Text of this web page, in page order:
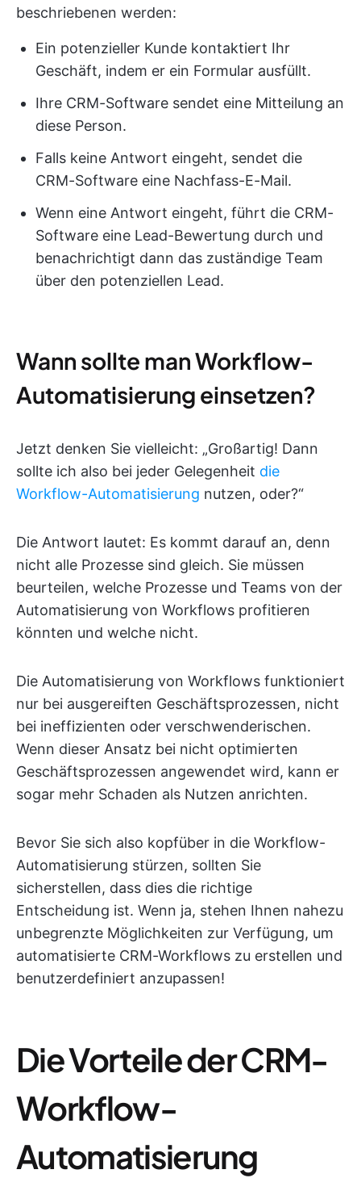
beschriebenen werden:
Ein potenzieller Kunde kontaktiert Ihr
Geschäft, indem er ein Formular ausfüllt.
Ihre CRM-Software sendet eine Mitteilung an
diese Person.
Falls keine Antwort eingeht, sendet die
CRM-Software eine Nachfass-E-Mail.
Wenn eine Antwort eingeht, führt die CRM-
Software eine Lead-Bewertung durch und
benachrichtigt dann das zuständige Team
über den potenziellen Lead.
Wann sollte man Workflow-
Automatisierung einsetzen?
Jetzt denken Sie vielleicht: „Großartig! Dann
sollte ich also bei jeder Gelegenheit die
Workflow-Automatisierung nutzen, oder?“
Die Antwort lautet: Es kommt darauf an, denn
nicht alle Prozesse sind gleich. Sie müssen
beurteilen, welche Prozesse und Teams von der
Automatisierung von Workflows profitieren
könnten und welche nicht.
Die Automatisierung von Workflows funktioniert
nur bei ausgereiften Geschäftsprozessen, nicht
bei ineffizienten oder verschwenderischen.
Wenn dieser Ansatz bei nicht optimierten
Geschäftsprozessen angewendet wird, kann er
sogar mehr Schaden als Nutzen anrichten.
Bevor Sie sich also kopfüber in die Workflow-
Automatisierung stürzen, sollten Sie
sicherstellen, dass dies die richtige
Entscheidung ist. Wenn ja, stehen Ihnen nahezu
unbegrenzte Möglichkeiten zur Verfügung, um
automatisierte CRM-Workflows zu erstellen und
benutzerdefiniert anzupassen!
Die Vorteile der CRM-
Workflow-
Automatisierung